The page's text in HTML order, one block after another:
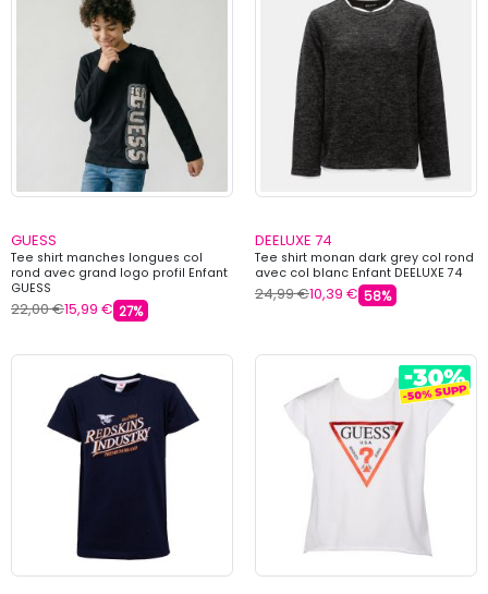
GUESS
Tee shirt manches longues col
rond avec grand logo profil Enfant
GUESS
22,00 €15,99 € 27%
DEELUXE 74
Tee shirt monan dark grey col rond
avec col blanc Enfant DEELUXE 74
24,99 €10,39 € 58%